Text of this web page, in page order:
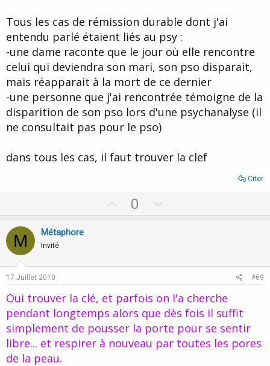
Tous les cas de rémission durable dont j'ai
entendu parlé étaient liés au psy :
-une dame raconte que le jour où elle rencontre
celui qui deviendra son mari, son pso disparait,
mais réapparait à la mort de ce dernier
-une personne que j'ai rencontrée témoigne de la
disparition de son pso lors d'une psychanalyse (il
ne consultait pas pour le pso)
dans tous les cas, il faut trouver la clef
Citer
p
0
o
e
M Métaphore
Invité
17 Juillet 2010 #69
Oui trouver la clé, et parfois on l'a cherche
pendant longtemps alors que dès fois il suffit
simplement de pousser la porte pour se sentir
libre... et respirer à nouveau par toutes les pores
de la peau.